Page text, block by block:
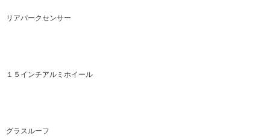
リアパークセンサー
１５インチアルミホイール
グラスルーフ